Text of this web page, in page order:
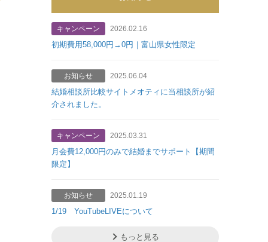
キャンペーン 2026.02.16
初期費用58,000円→0円｜富山県女性限定
お知らせ 2025.06.04
結婚相談所比較サイトメオティに当相談所が紹
介されました。
キャンペーン 2025.03.31
月会費12,000円のみで結婚までサポート【期間
限定】
お知らせ 2025.01.19
1/19 YouTubeLIVEについて
もっと見る